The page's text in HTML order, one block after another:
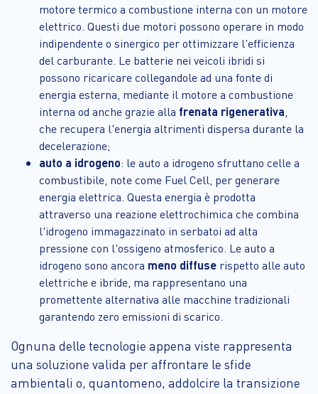
motore termico a combustione interna con un motore
elettrico. Questi due motori possono operare in modo
indipendente o sinergico per ottimizzare l'efficienza
del carburante. Le batterie nei veicoli ibridi si
possono ricaricare collegandole ad una fonte di
energia esterna, mediante il motore a combustione
interna od anche grazie alla frenata rigenerativa
che recupera l'energia altrimenti dispersa durante la
decelerazione;
auto a idrogeno: le auto a idrogeno sfruttano celle a
combustibile, note come Fuel Cell, per generare
energia elettrica. Questa energia è prodotta
attraverso una reazione elettrochimica che combina
l'idrogeno immagazzinato in serbatoi ad alta
pressione con l'ossigeno atmosferico. Le auto a
idrogeno sono ancora meno diffuse rispetto alle auto
elettriche e ibride, ma rappresentano una
promettente alternativa alle macchine tradizionali
garantendo zero emissioni di scarico.
Ognuna delle tecnologie appena viste rappresenta
una soluzione valida per affrontare le sfide
ambientali o, quantomeno, addolcire la transizione